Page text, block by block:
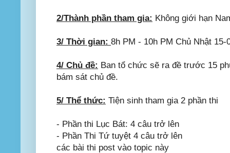
2/Thành phần tham gia: Không giới hạn
3/ Thời gian: 8h PM - 10h PM Chủ Nhật 15-
4/ Chủ đề: Ban tổ chức sẽ ra đề trước 15
bám sát chủ đề.
5/ Thể thức: Tiện sinh tham gia 2 phần thi
- Phần thi Lục Bát: 4 câu trở lên
- Phần Thi Tứ tuyệt 4 câu trở lên
các bài thi post vào topic này